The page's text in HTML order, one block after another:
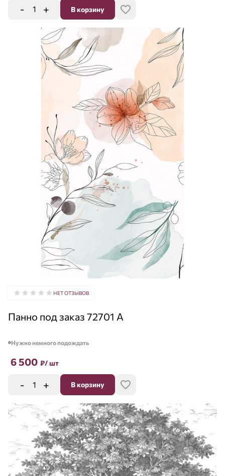
- + В корзину
НЕТ ОТЗЫВОВ
Панно под заказ 72701 A
Нужно немного подождать
6 500 ₽/ шт
- + В корзину